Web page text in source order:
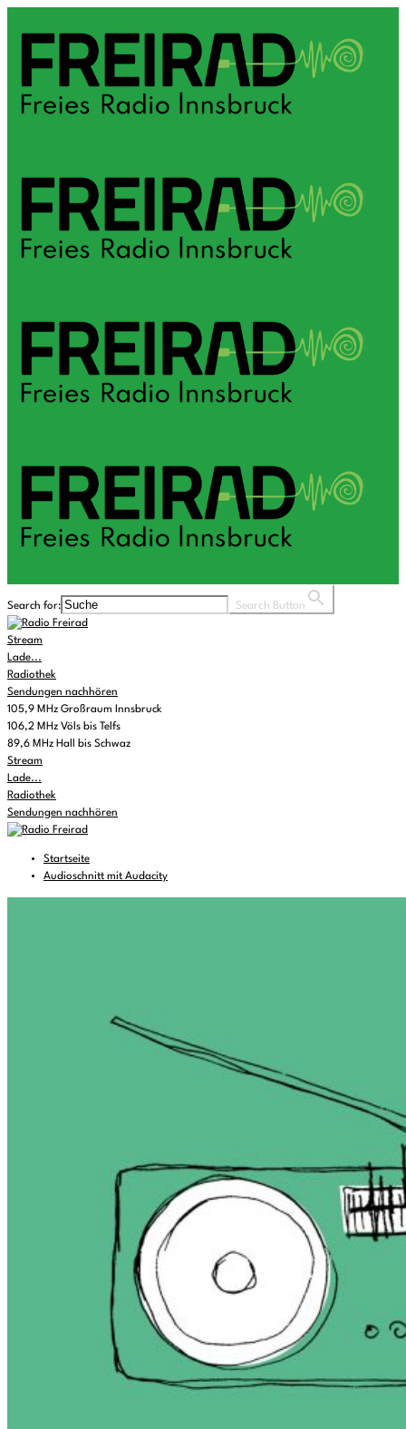
Search for: Search Button
Stream
Lade...
Radiothek
Sendungen nachhören
105,9 MHz Großraum Innsbruck
106,2 MHz Völs bis Telfs
89,6 MHz Hall bis Schwaz
Stream
Lade...
Radiothek
Sendungen nachhören
Startseite
Audioschnitt mit Audacity